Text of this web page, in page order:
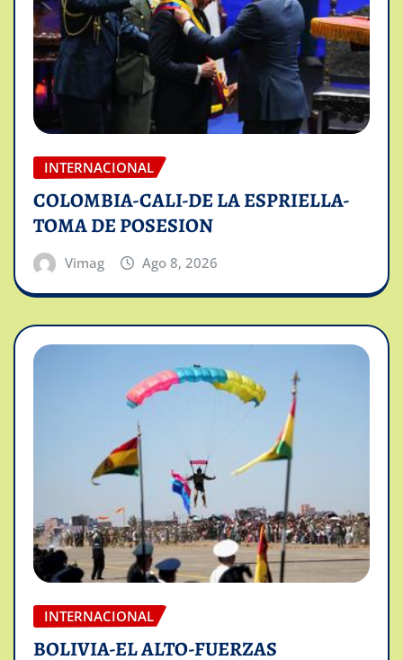
INTERNACIONAL
COLOMBIA-CALI-DE LA ESPRIELLA-
TOMA DE POSESION
Vimag Ago 8, 2026
INTERNACIONAL
BOLIVIA-EL ALTO-FUERZAS